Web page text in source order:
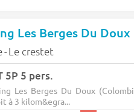
- Le crestet
5P 5 pers.
Les Berges Du Doux
à 3 kilom&egra...